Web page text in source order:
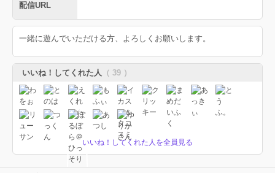
配信URL
一緒に遊んでいただける方、よろしくお願いします。
いいね！してくれた人 （ 39 ）
いいね！してくれた人を全員見る